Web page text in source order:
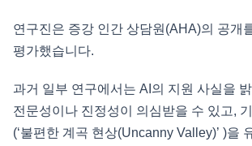
연구진은 증강 인간 상담원(AHA)의 공개
평가했습니다.
과거 일부 연구에서는 AI의 지원 사실을
전문성이나 진정성이 의심받을 수 있고,
(‘불편한 계곡 현상(Uncanny Valley)’ )을